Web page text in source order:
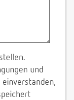
und